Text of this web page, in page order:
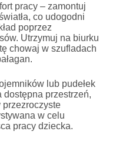
pracy – zamontuj
co udogodni
poprzez
Utrzymuj na biurku
chowaj w szufladach
lub pudełek
dostępna przestrzeń,
przezroczyste
w celu
pracy dziecka.